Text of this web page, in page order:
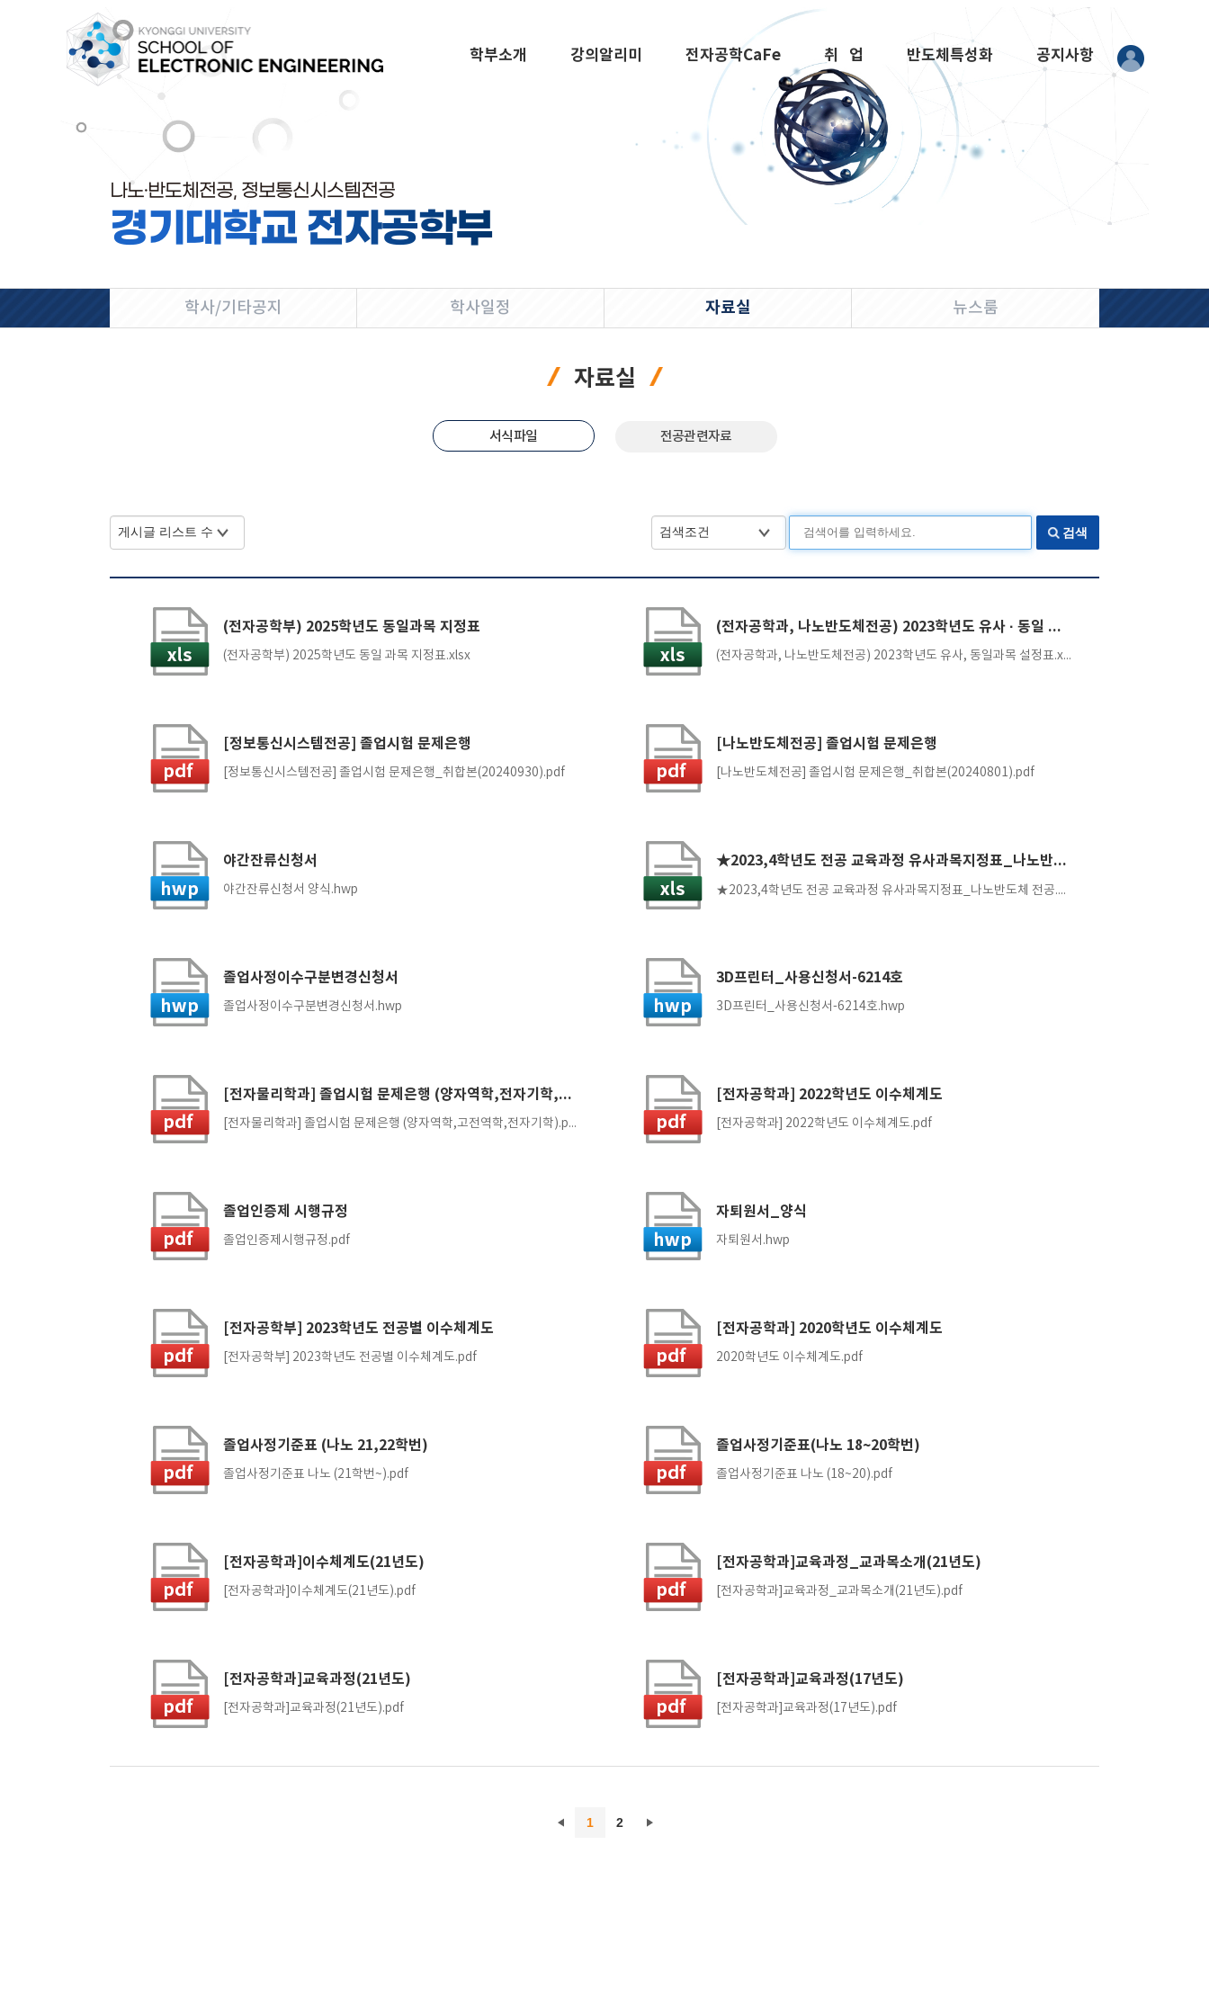
학부소개 강의알리미 전자공학CaFe 취 업 반도체특성화 공지사항
나노·반도체전공, 정보통신시스템전공
경기대학교 전자공학부
학사/기타공지 학사일정 자료실 뉴스룸
자료실
서식파일 전공관련자료
검색
(전자공학부) 2025학년도 동일과목 지정표
(전자공학부) 2025학년도 동일 과목 지정표.xlsx
(전자공학과, 나노반도체전공) 2023학년도 유사 · 동일 과목 설정표
(전자공학과, 나노반도체전공) 2023학년도 유사, 동일과목 설정표.xlsx
[정보통신시스템전공] 졸업시험 문제은행
[정보통신시스템전공] 졸업시험 문제은행_취합본(20240930).pdf
[나노반도체전공] 졸업시험 문제은행
[나노반도체전공] 졸업시험 문제은행_취합본(20240801).pdf
야간잔류신청서
야간잔류신청서 양식.hwp
★2023,4학년도 전공 교육과정 유사과목지정표_나노반도체 전공
★2023,4학년도 전공 교육과정 유사과목지정표_나노반도체 전공.xls
졸업사정이수구분변경신청서
졸업사정이수구분변경신청서.hwp
3D프린터_사용신청서-6214호
3D프린터_사용신청서-6214호.hwp
[전자물리학과] 졸업시험 문제은행 (양자역학,전자기학,고전역학)
[전자물리학과] 졸업시험 문제은행 (양자역학,고전역학,전자기학).pdf
[전자공학과] 2022학년도 이수체계도
[전자공학과] 2022학년도 이수체계도.pdf
졸업인증제 시행규정
졸업인증제시행규정.pdf
자퇴원서_양식
자퇴원서.hwp
[전자공학부] 2023학년도 전공별 이수체계도
[전자공학부] 2023학년도 전공별 이수체계도.pdf
[전자공학과] 2020학년도 이수체계도
2020학년도 이수체계도.pdf
졸업사정기준표 (나노 21,22학번)
졸업사정기준표 나노 (21학번~).pdf
졸업사정기준표(나노 18~20학번)
졸업사정기준표 나노 (18~20).pdf
[전자공학과]이수체계도(21년도)
[전자공학과]이수체계도(21년도).pdf
[전자공학과]교육과정_교과목소개(21년도)
[전자공학과]교육과정_교과목소개(21년도).pdf
[전자공학과]교육과정(21년도)
[전자공학과]교육과정(21년도).pdf
[전자공학과]교육과정(17년도)
[전자공학과]교육과정(17년도).pdf
1 2